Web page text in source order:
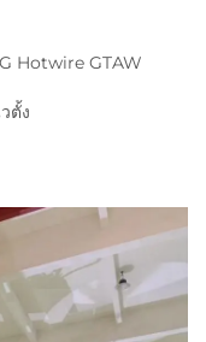
Hotwire GTAW
ตั้ง